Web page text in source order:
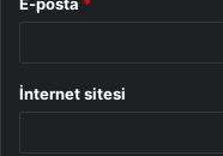
İnternet sitesi